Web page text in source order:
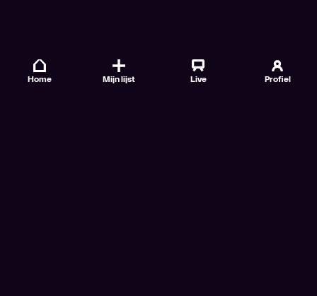
Home Mijn lijst Live Profiel